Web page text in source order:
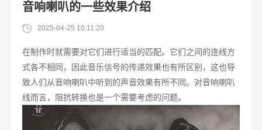
音响喇叭的一些效果介绍
2025-04-25 10:11:20
在制作时就需要对它们进行适当的匹配。它们之间的连线方
式各不相同，因此音乐信号的传递效果也有所区别，这也导
致人们从音响喇叭中听到的声音效果有所不同。对音响喇叭
线而言，阻抗转换也是一个需要考虑的问题。